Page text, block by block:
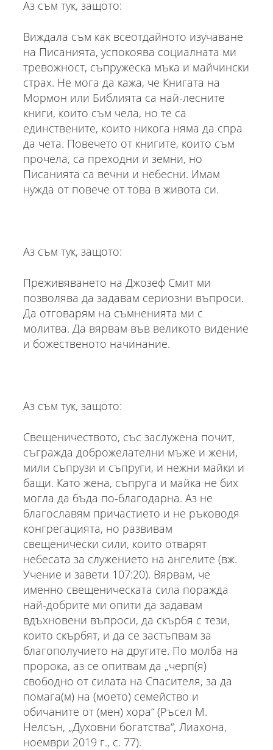
Аз съм тук, защото:
Виждала съм как всеотдайното изучаване
на Писанията, успокоява социалната ми
тревожност, съпружеска мъка и майчински
страх. Не мога да кажа, че Книгата на
Мормон или Библията са най-лесните
книги, които съм чела, но те са
единствените, които никога няма да спра
да чета. Повечето от книгите, които съм
прочела, са преходни и земни, но
Писанията са вечни и небесни. Имам
нужда от повече от това в живота си.
Аз съм тук, защото:
Преживяването на Джозеф Смит ми
позволява да задавам сериозни въпроси.
Да отговарям на съмненията ми с
молитва. Да вярвам във великото видение
и божественото начинание.
Аз съм тук, защото:
Свещеничеството, със заслужена почит,
съгражда доброжелателни мъже и жени,
мили съпрузи и съпруги, и нежни майки и
бащи. Като жена, съпруга и майка не бих
могла да бъда по-благодарна. Аз не
благославям причастието и не ръководя
конгрегацията, но развивам
свещенически сили, които отварят
небесата за служението на ангелите (вж.
Учение и завети 107:20). Вярвам, че
именно свещеническата сила поражда
най-добрите ми опити да задавам
вдъхновени въпроси, да скърбя с тези,
които скърбят, и да се застъпвам за
благополучието на другите. По молба на
пророка, аз се опитвам да „черп(я)
свободно от силата на Спасителя, за да
помага(м) на (моето) семейство и
обичаните от (мен) хора“ (Ръсел М.
Нелсън, „Духовни богатства“, Лиахона,
ноември 2019 г., с. 77).